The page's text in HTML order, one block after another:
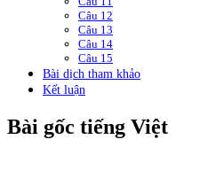
Câu 12
Câu 13
Câu 14
Câu 15
Bài dịch tham khảo
Kết luận
Bài gốc tiếng Việt